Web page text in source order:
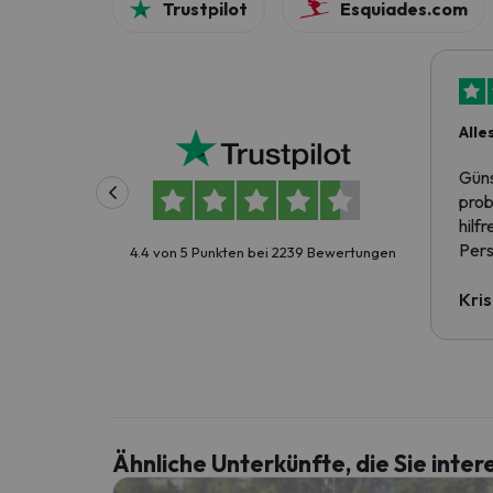
Trustpilot Esquiades.com
4.4 von 5 Punkten bei 2239 Bewertungen
Ähnliche Unterkünfte, die Sie